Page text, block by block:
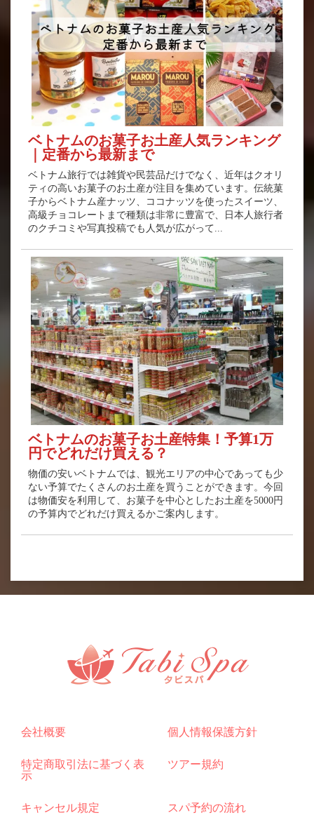
ベトナムのお菓子お土産人気ランキング
｜定番から最新まで
ベトナム旅行では雑貨や民芸品だけでなく、近年はクオリ
ティの高いお菓子のお土産が注目を集めています。伝統菓
子からベトナム産ナッツ、ココナッツを使ったスイーツ、
高級チョコレートまで種類は非常に豊富で、日本人旅行者
のクチコミや写真投稿でも人気が広がって...
ベトナムのお菓子お土産特集！予算1万
円でどれだけ買える？
物価の安いベトナムでは、観光エリアの中心であっても少
ない予算でたくさんのお土産を買うことができます。今回
は物価安を利用して、お菓子を中心としたお土産を5000円
の予算内でどれだけ買えるかご案内します。
会社概要 個人情報保護方針
特定商取引法に基づく表
示
ツアー規約
キャンセル規定 スパ予約の流れ